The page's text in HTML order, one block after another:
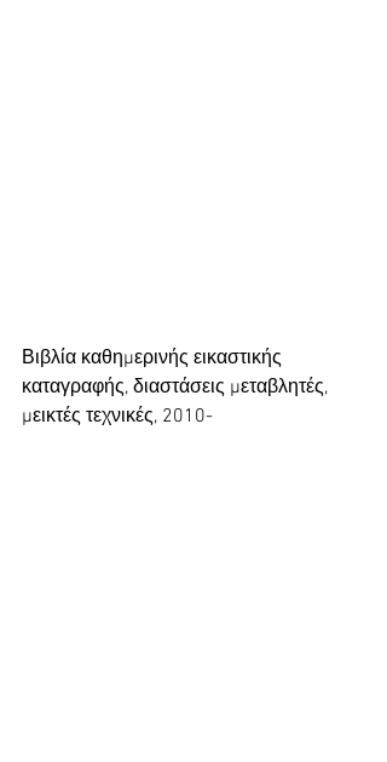
Βιβλία καθημερινής εικαστικής
καταγραφής, διαστάσεις μεταβλητές,
μεικτές τεχνικές, 2010-